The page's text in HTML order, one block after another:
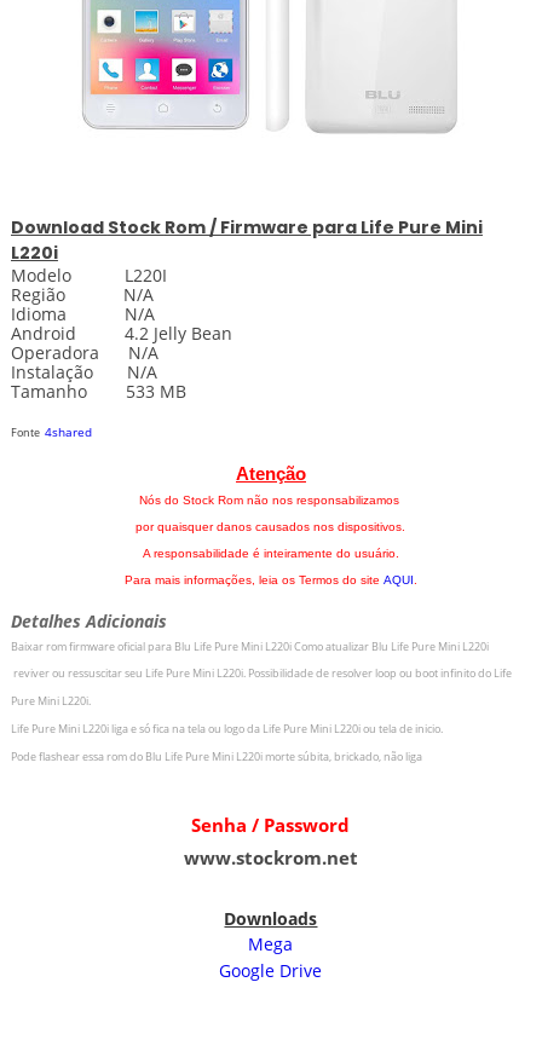
Download Stock Rom / Firmware para Life Pure Mini
L220i
Modelo L220I
Região N/A
Idioma N/A
Android 4.2 Jelly Bean
Operadora N/A
Instalação N/A
Tamanho 533 MB
Fonte 4shared
Atenção
Nós do Stock Rom não nos responsabilizamos
por quaisquer danos causados nos dispositivos.
A responsabilidade é inteiramente do usuário.
Para mais informações, leia os Termos do site AQUI
Detalhes Adicionais
Baixar rom firmware oficial para Blu Life Pure Mini L220iComo atualizar Blu Life Pure Mini L220i
reviver ou ressuscitar seu Life Pure Mini L220i. Possibilidade de resolver loop ou boot infinito do Life
Pure Mini L220i.
Life Pure Mini L220i liga e só fica na tela ou logo da Life Pure Mini L220iou tela de inicio.
Pode flashear essa rom do Blu Life Pure Mini L220imorte súbita, brickado, não liga
Senha / Password
www.stockrom.net
Downloads
Mega
Google Drive